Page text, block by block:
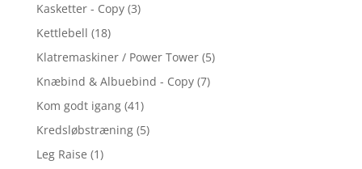
Kasketter - Copy (3)
Kettlebell (18)
Klatremaskiner / Power Tower (5)
Knæbind & Albuebind - Copy (7)
Kom godt igang (41)
Kredsløbstræning (5)
Leg Raise (1)